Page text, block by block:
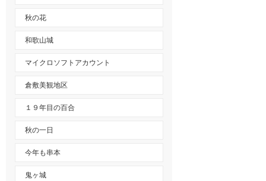
秋の花
和歌山城
マイクロソフトアカウント
倉敷美観地区
１９年目の百合
秋の一日
今年も串本
鬼ヶ城